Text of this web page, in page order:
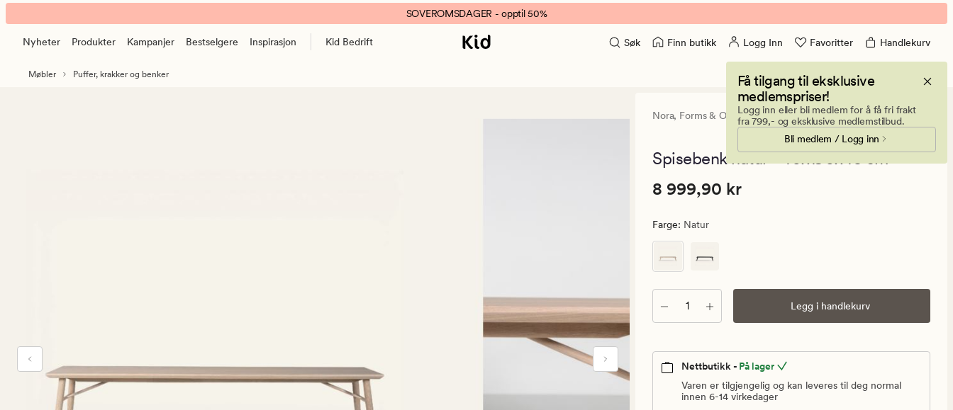
Nora
spisebenk
natur
banner.
Klikk
SOVEROMSDAGER - opptil 50%
Nyheter Produkter Kampanjer Bestselgere Inspirasjon Kid Bedrift Søk Finn butikk Logg Inn Favoritter Handlekurv
Få tilgang til eksklusive
medlemspriser!
Logg inn eller bli medlem for å få fri frakt
fra 799,- og eksklusive medlemstilbud.
Bli medlem / Logg inn
Møbler Puffer, krakker og benker
Nora, Forms & Objects
4
en
5
Spisebenk natur - 40x190x45 cm
Pris
999,90
pris
8
999,90
kr
Pris 8 999,90 kr
8 999,90 kr
Farge: Natur
Antall Legg i handlekurv
Nettbutikk - På lager
Varen er tilgjengelig og kan leveres til deg normal
innen 6-14 virkedager